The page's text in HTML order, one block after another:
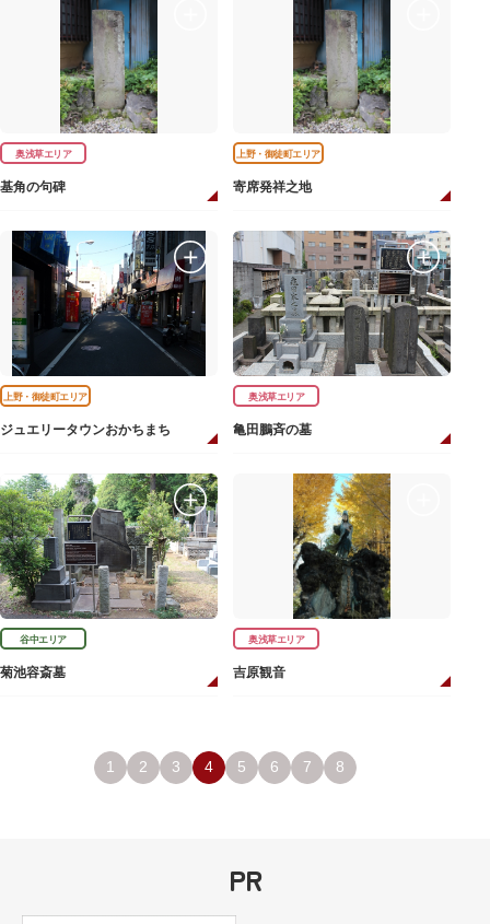
奥浅草エリア
基角の句碑
上野・御徒町エリア
寄席発祥之地
上野・御徒町エリア
ジュエリータウンおかちまち
奥浅草エリア
亀田鵬斉の墓
谷中エリア
菊池容斎墓
奥浅草エリア
吉原観音
1 2 3 4 5 6 7 8
PR